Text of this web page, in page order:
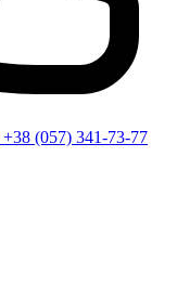
+38 (057) 341-73-77